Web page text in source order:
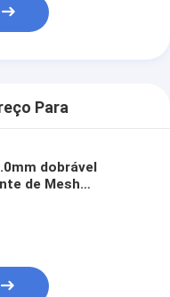
Para
dobrável
de Mesh